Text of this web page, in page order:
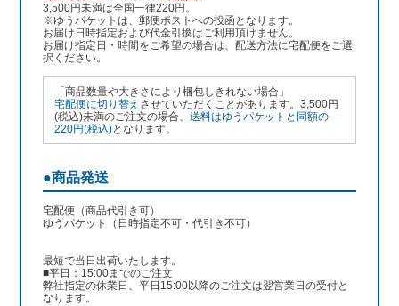
3,500円未満は全国一律220円。
※ゆうパケットは、郵便ポストへの投函となります。
お届け日時指定および代金引換はご利用頂けません。
お届け指定日・時間をご希望の場合は、配送方法に宅配便をご選
択ください。
「商品数量や大きさにより梱包しきれない場合」
宅配便に切り替え させていただくことがあります。3,500円
(税込)未満のご注文の場合、送料はゆうパケットと同額の
220円(税込)となります。
●商品発送
宅配便（商品代引き可）
ゆうパケット（日時指定不可・代引き不可）
最短で当日出荷いたします。
■平日：15:00までのご注文
弊社指定の休業日、平日15:00以降のご注文は翌営業日の受付と
なります。